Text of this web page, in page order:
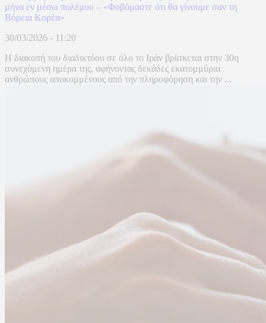
μήνα εν μέσω πολέμου – «Φοβόμαστε ότι θα γίνουμε σαν τη
Βόρεια Κορέα»
30/03/2026 - 11:20
Η διακοπή του διαδικτύου σε όλο το Ιράν βρίσκεται στην 30η
συνεχόμενη ημέρα της, αφήνοντας δεκάδες εκατομμύρια
ανθρώπους αποκομμένους από την πληροφόρηση και την ...